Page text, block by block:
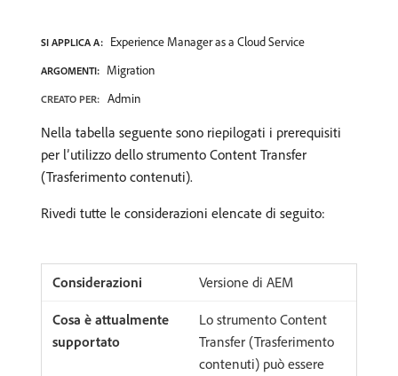
SI APPLICA A: Experience Manager as a Cloud Service
ARGOMENTI: Migration
CREATO PER: Admin
Nella tabella seguente sono riepilogati i prerequisiti
per l’utilizzo dello strumento Content Transfer
(Trasferimento contenuti).
Rivedi tutte le considerazioni elencate di seguito:
Versione di AEM
Lo strumento Content
Transfer (Trasferimento
contenuti) può essere